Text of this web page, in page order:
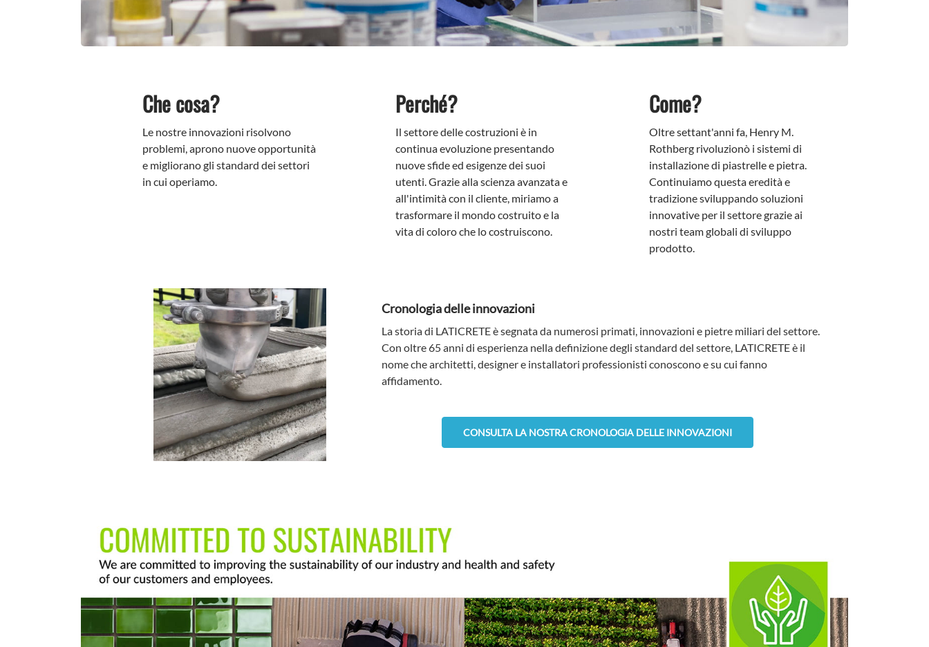
Che cosa?
Le nostre innovazioni risolvono
problemi, aprono nuove opportunità
e migliorano gli standard dei settori
in cui operiamo.
Perché?
Il settore delle costruzioni è in
continua evoluzione presentando
nuove sfide ed esigenze dei suoi
utenti. Grazie alla scienza avanzata e
all'intimità con il cliente, miriamo a
trasformare il mondo costruito e la
vita di coloro che lo costruiscono.
Come?
Oltre settant'anni fa, Henry M.
Rothberg rivoluzionò i sistemi di
installazione di piastrelle e pietra.
Continuiamo questa eredità e
tradizione sviluppando soluzioni
innovative per il settore grazie ai
nostri team globali di sviluppo
prodotto.
Cronologia delle innovazioni
La storia di LATICRETE è segnata da numerosi primati, innovazioni e pietre miliari del settore.
Con oltre 65 anni di esperienza nella definizione degli standard del settore, LATICRETE è il
nome che architetti, designer e installatori professionisti conoscono e su cui fanno
affidamento.
CONSULTA LA NOSTRA CRONOLOGIA DELLE INNOVAZIONI